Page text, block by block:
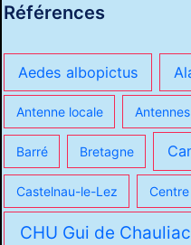
Références
Aedes albopictus
Antenne locale
Barré Bretagne
Castelnau-le-Lez
CHU Gui de Chauliac